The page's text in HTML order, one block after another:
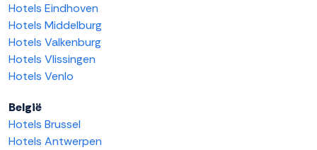
Hotels Eindhoven
Hotels Middelburg
Hotels Valkenburg
Hotels Vlissingen
Hotels Venlo
België
Hotels Brussel
Hotels Antwerpen